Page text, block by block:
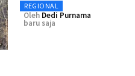
REGIONAL
Oleh Dedi Purnama
baru saja